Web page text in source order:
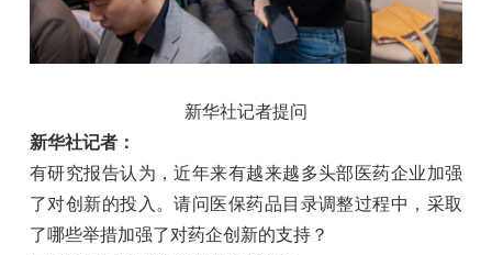
新华社记者提问
新华社记者：
有研究报告认为，近年来有越来越多头部医药企业加强
了对创新的投入。请问医保药品目录调整过程中，采取
了哪些举措加强了对药企创新的支持？